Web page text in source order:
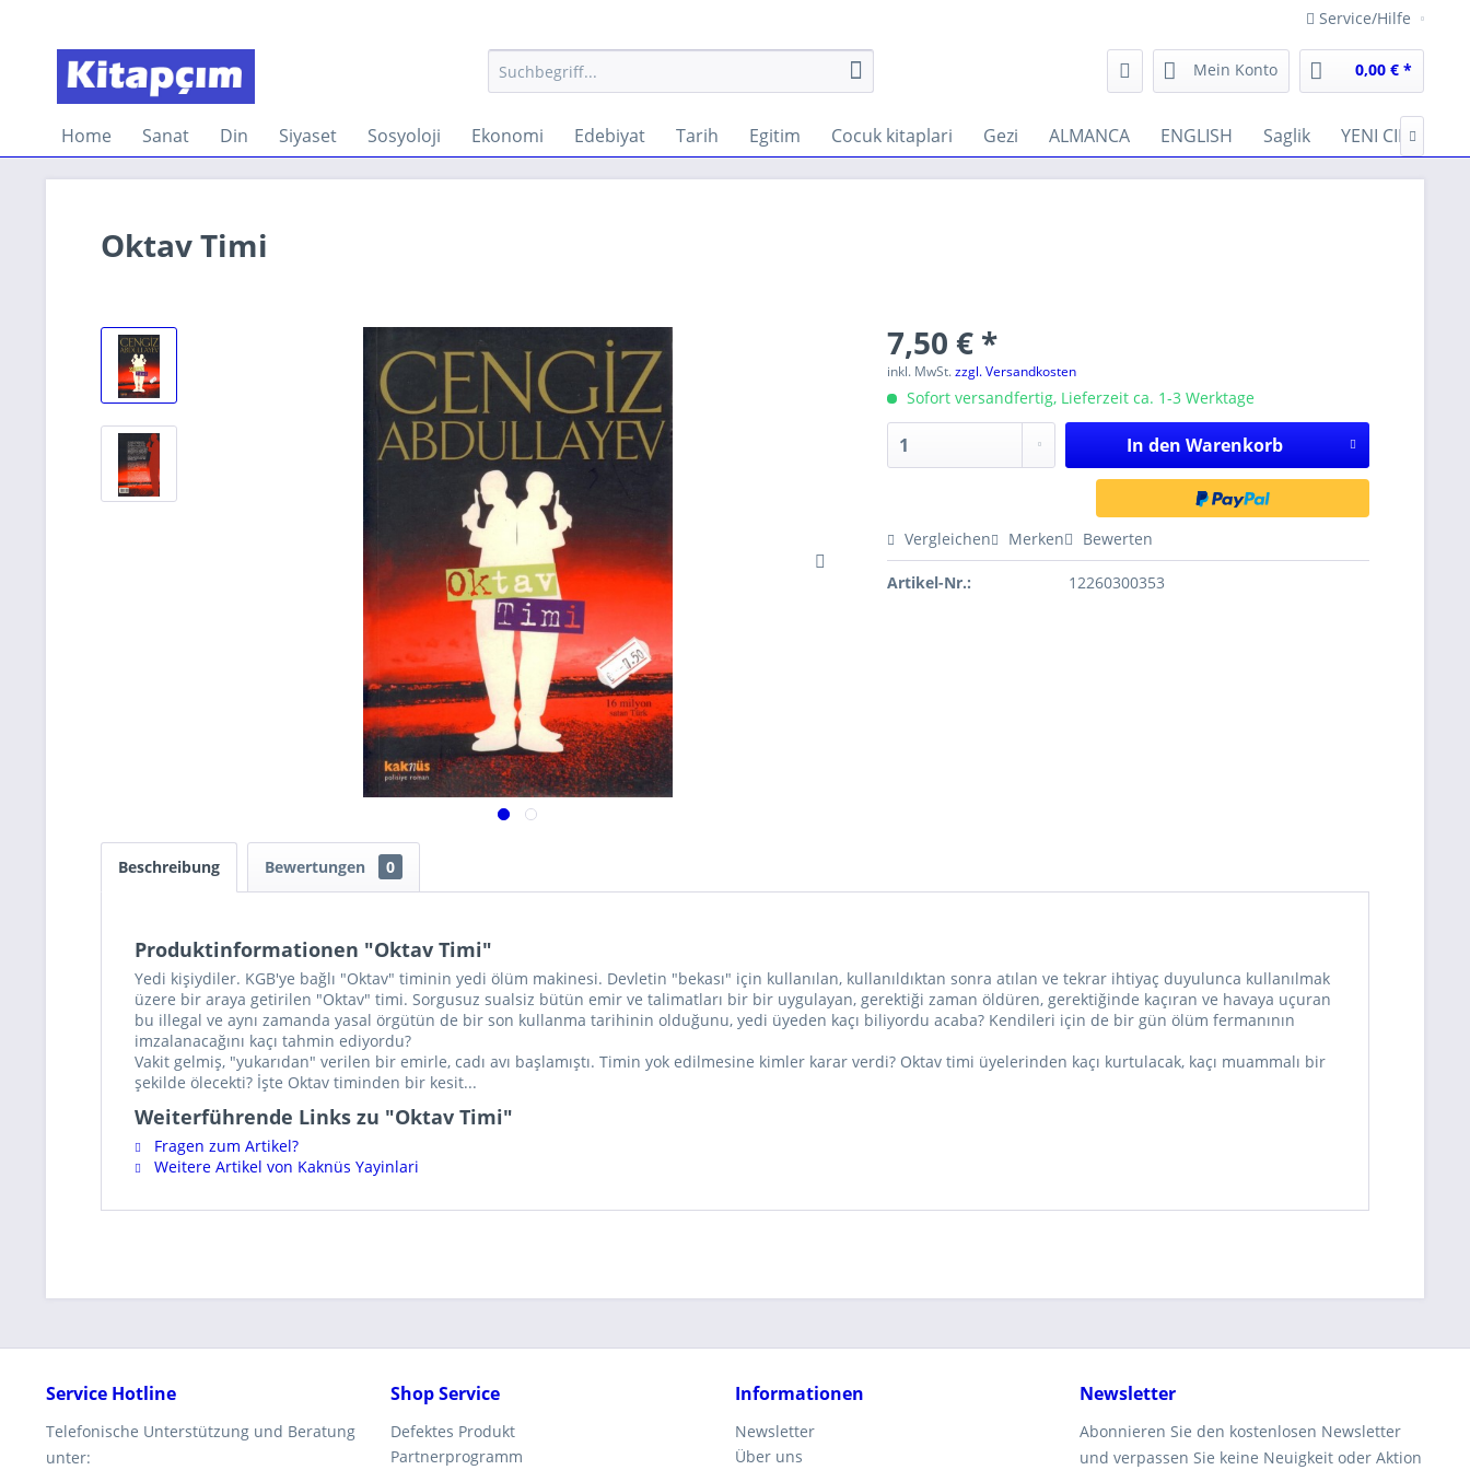
Service/Hilfe
Mein Konto 0,00 € *
Home Sanat Din Siyaset Sosyoloji Ekonomi Edebiyat Tarih Egitim Cocuk kitaplari Gezi ALMANCA ENGLISH Saglik YENI CIKANLAR

Oktav Timi
7,50 € *
inkl. MwSt.zzgl. Versandkosten
Sofort versandfertig, Lieferzeit ca. 1-3 Werktage
In den Warenkorb
Vergleichen Merken Bewerten
Artikel-Nr.: 12260300353
Beschreibung Bewertungen 0
Produktinformationen "Oktav Timi"
Yedi kişiydiler. KGB'ye bağlı "Oktav" timinin yedi ölüm makinesi. Devletin "bekası" için kullanılan, kullanıldıktan sonra atılan ve tekrar ihtiyaç duyulunca kullanılmak
üzere bir araya getirilen "Oktav" timi. Sorgusuz sualsiz bütün emir ve talimatları bir bir uygulayan, gerektiği zaman öldüren, gerektiğinde kaçıran ve havaya uçuran
bu illegal ve aynı zamanda yasal örgütün de bir son kullanma tarihinin olduğunu, yedi üyeden kaçı biliyordu acaba? Kendileri için de bir gün ölüm fermanının
imzalanacağını kaçı tahmin ediyordu?
Vakit gelmiş, "yukarıdan" verilen bir emirle, cadı avı başlamıştı. Timin yok edilmesine kimler karar verdi? Oktav timi üyelerinden kaçı kurtulacak, kaçı muammalı bir
şekilde ölecekti? İşte Oktav timinden bir kesit...
Weiterführende Links zu "Oktav Timi"
Fragen zum Artikel?
Weitere Artikel von Kaknüs Yayinlari
Service Hotline
Telefonische Unterstützung und Beratung
unter:
Shop Service
Defektes Produkt
Partnerprogramm
Informationen
Newsletter
Über uns
Newsletter
Abonnieren Sie den kostenlosen Newsletter
und verpassen Sie keine Neuigkeit oder Aktion